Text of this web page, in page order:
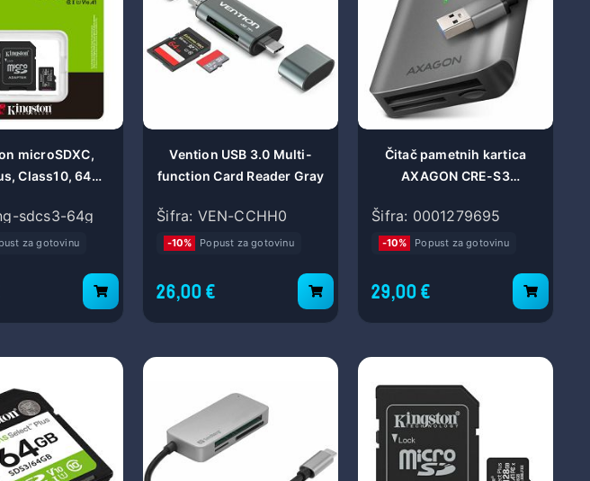
microSDXC,
Class10, 64GB
sdcs3-64g
za gotovinu
Vention USB 3.0 Multi-
function Card Reader Gray
Šifra: VEN-CCHH0
-10% Popust za gotovinu
26,00 €
Čitač pametnih kartica
AXAGON CRE-S3
II READER CRE-S3
Šifra: 0001279695
-10% Popust za gotovinu
29,00 €
NEWSLETTER
i saznajte prije ostalih sve o